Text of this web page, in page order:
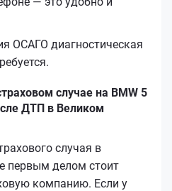
ОСАГО диагностическая
случае на BMW 5
ДТП в Великом
случая в
первым делом стоит
компанию. Если у